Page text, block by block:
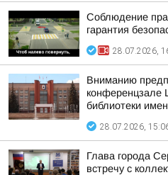
Соблюдение
гарантия
28.07.2026,
Вниманию
конференцзале
библиотеки
28.07.2026,
Глава города
встречу с